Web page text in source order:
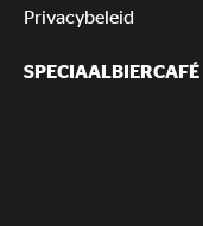
Privacybeleid
SPECIAALBIERCAFÉ